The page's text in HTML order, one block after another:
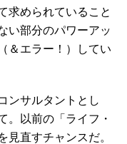
求められていること
い部分のパワーアッ
＆エラー！）してい
ンサルタントとし
。以前の「ライフ・
見直すチャンスだ。